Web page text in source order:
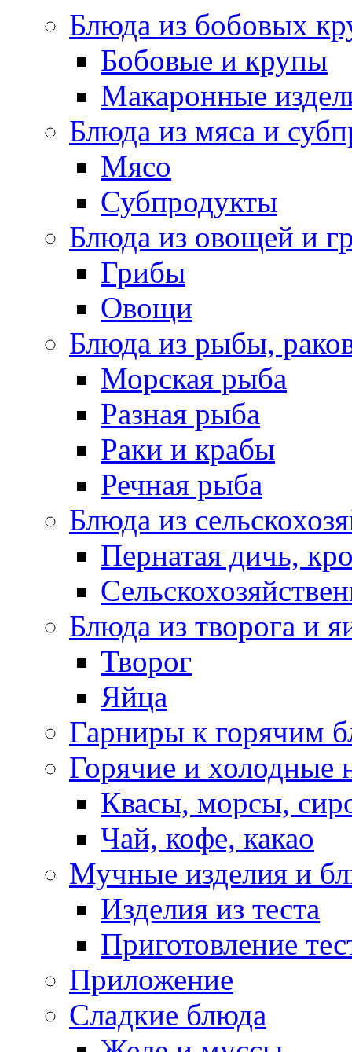
Блюда из бобовых
Бобовые и крупы
Макаронные
Блюда из мяса и
Мясо
Субпродукты
Блюда из овощей и
Грибы
Овощи
Блюда из рыбы,
Морская рыба
Разная рыба
Раки и крабы
Речная рыба
Блюда из
Пернатая дичь,
Блюда из творога и
Творог
Яйца
Гарниры к горячим
Горячие и холодные
Квасы, морсы,
Чай, кофе, какао
Мучные изделия и
Изделия из теста
Приготовление
Приложение
Сладкие блюда